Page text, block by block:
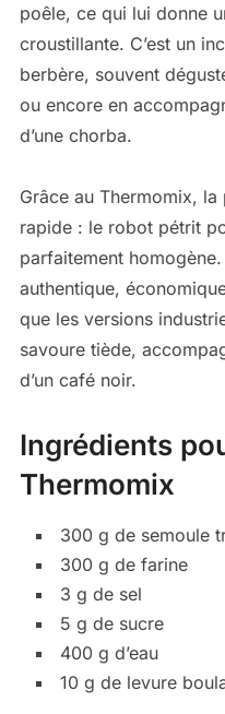
poêle, ce qui lui donne
croustillante. C’est un
berbère, souvent
ou encore en
d’une chorba.
Grâce au Thermomix,
rapide : le robot pétrit
parfaitement
authentique,
que les versions
savoure tiède,
d’un café noir.
Ingrédients
Thermomix
300 g de semoule
300 g de farine
3 g de sel
5 g de sucre
400 g d’eau
10 g de levure